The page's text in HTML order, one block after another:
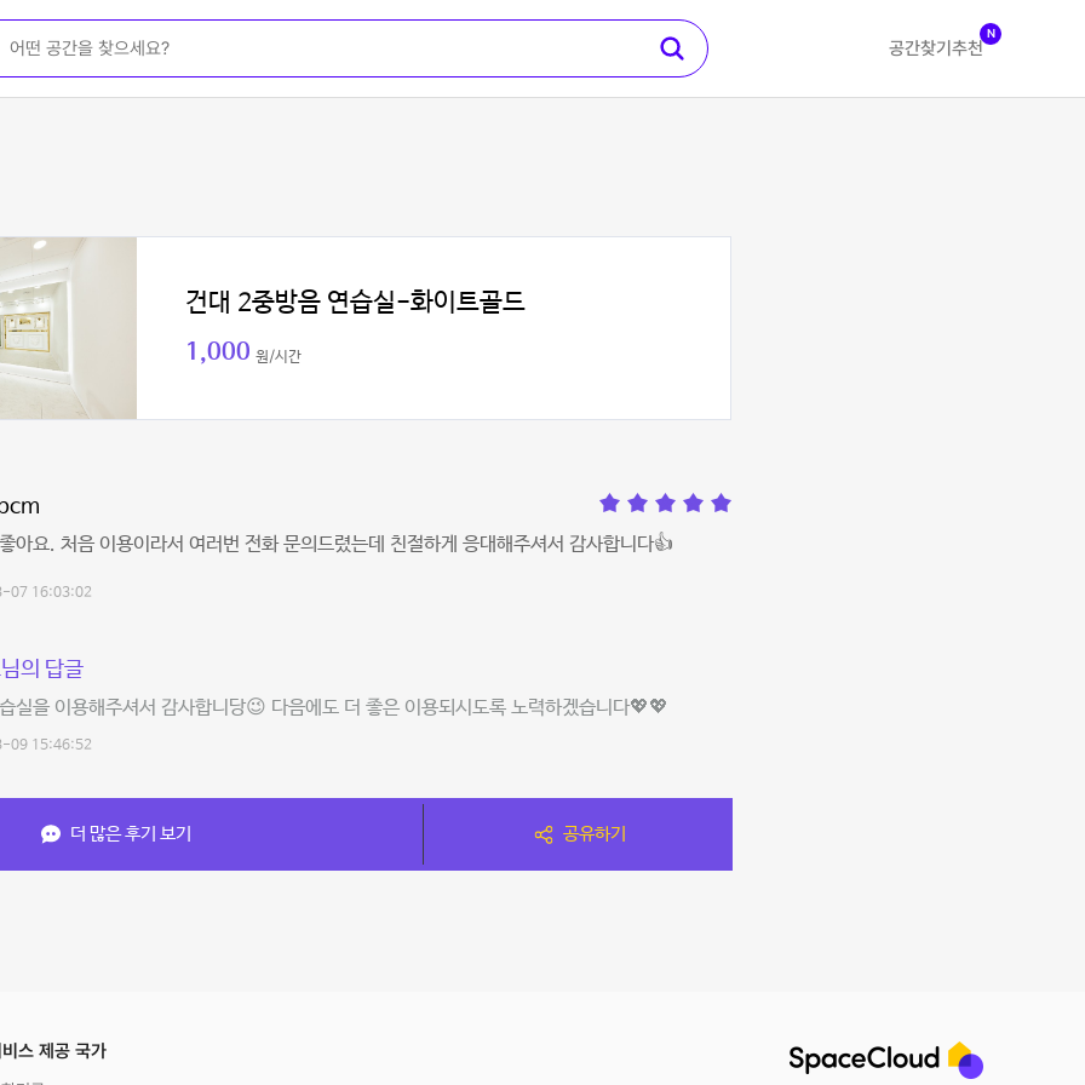
공간찾기 추천
N
건대 2중방음 연습실-화이트골드
1,000 원/시간
아요. 처음 이용이라서 여러번 전화 문의드렸는데 친절하게 응대해주셔서 감사합니다👍
07 16:03:02
의 답글
실을 이용해주셔서 감사합니당😉 다음에도 더 좋은 이용되시도록 노력하겠습니다💖💖
09 15:46:52
더 많은 후기 보기 공유하기
스 제공 국가